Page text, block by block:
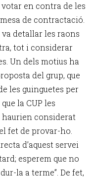
votar en contra de les
de contractació.
detallar les raons
tot i considerar
Un dels motius ha
del grup, que
les guinguetes per
la CUP les
considerat
fet de provar-ho.
d’aquest servei
esperem que no
la a terme”. De fet,